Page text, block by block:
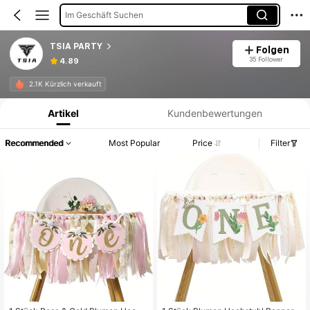
Im Geschäft Suchen
TSIA PARTY
4.89
Folgen
35 Follower
2.1K Kürzlich verkauft
Produktinformation: Preisangabe, Verkaufs- und Lagerbestandsdetails.
Artikel Kundenbewertungen
Recommended Most Popular Price Filter